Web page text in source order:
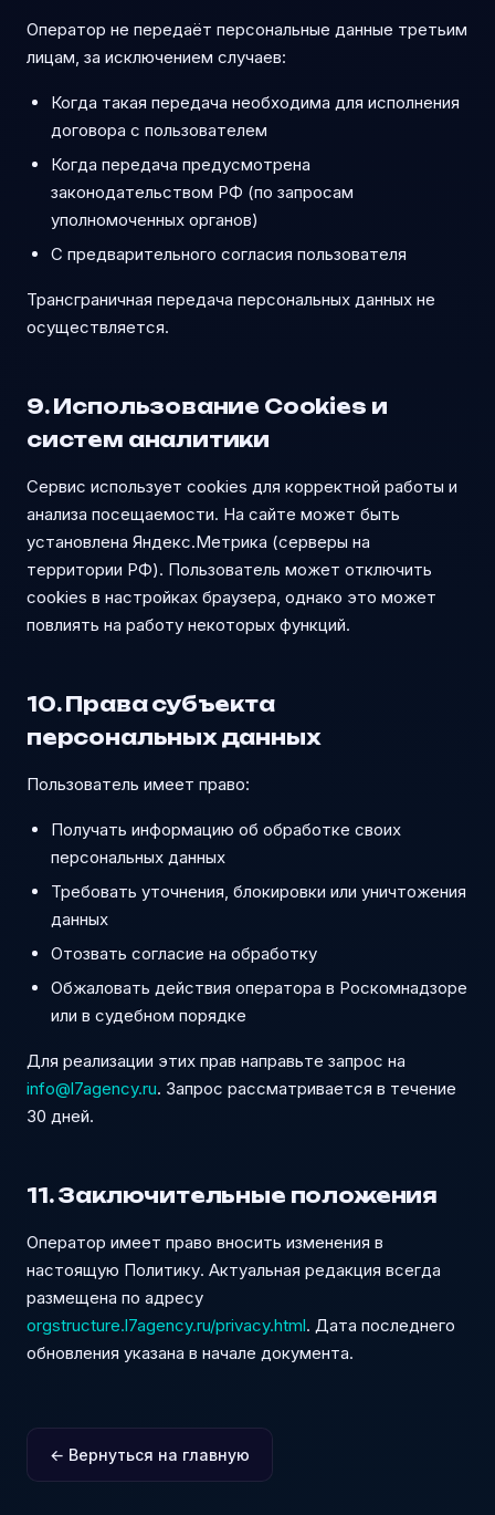
Оператор не передаёт персональные данные третьим
лицам, за исключением случаев:
Когда такая передача необходима для исполнения
договора с пользователем
Когда передача предусмотрена
законодательством РФ (по запросам
уполномоченных органов)
С предварительного согласия пользователя
Трансграничная передача персональных данных не
осуществляется.
9. Использование Cookies и
систем аналитики
Сервис использует cookies для корректной работы и
анализа посещаемости. На сайте может быть
установлена Яндекс.Метрика (серверы на
территории РФ). Пользователь может отключить
cookies в настройках браузера, однако это может
повлиять на работу некоторых функций.
10. Права субъекта
персональных данных
Пользователь имеет право:
Получать информацию об обработке своих
персональных данных
Требовать уточнения, блокировки или уничтожения
данных
Отозвать согласие на обработку
Обжаловать действия оператора в Роскомнадзоре
или в судебном порядке
Для реализации этих прав направьте запрос на
info@l7agency.ru. Запрос рассматривается в течение
30 дней.
11. Заключительные положения
Оператор имеет право вносить изменения в
настоящую Политику. Актуальная редакция всегда
размещена по адресу
orgstructure.l7agency.ru/privacy.html. Дата последнего
обновления указана в начале документа.
← Вернуться на главную